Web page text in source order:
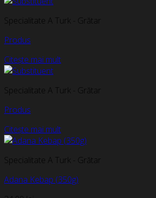
Specialitate A Turk - Grătar
Produs
Citește mai mult
Specialitate A Turk - Grătar
Produs
Citește mai mult
Specialitate A Turk - Grătar
Adana Kebap (350g)